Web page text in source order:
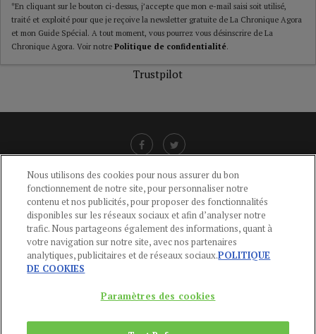
*En cliquant sur le bouton ci-dessus, j’accepte que mon e-mail saisi soit utilisé,
traité et exploité pour que je reçoive la newsletter gratuite de La Chronique Agora
et mon Guide Spécial. A tout moment, vous pourrez vous désinscrire de La
Chronique Agora. Voir notre Politique de confidentialité.
Trustpilot
LIENS UTILES
CGU-POLITIQUE DE CONFIDENTIALITÉ -POLITIQUE DES COOKIES
MENTIONS LÉGALES -AIDE
CONTACT
Du Lundi au Vendredi, 9h-13h et 14h-17h
Nous utilisons des cookies pour nous assurer du bon
fonctionnement de notre site, pour personnaliser notre
contenu et nos publicités, pour proposer des fonctionnalités
disponibles sur les réseaux sociaux et afin d’analyser notre
trafic. Nous partageons également des informations, quant à
votre navigation sur notre site, avec nos partenaires
analytiques, publicitaires et de réseaux sociaux.POLITIQUE
DE COOKIES
Paramètres des cookies